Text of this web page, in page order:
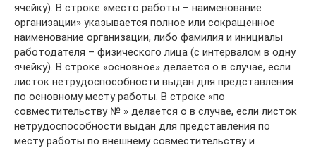
ячейку). В строке «место работы – наименование
организации» указывается полное или сокращенное
наименование организации, либо фамилия и инициалы
работодателя – физического лица (с интервалом в одну
ячейку). В строке «основное» делается о в случае, если
листок нетрудоспособности выдан для представления
по основному месту работы. В строке «по
совместительству № » делается о в случае, если листок
нетрудоспособности выдан для представления по
месту работы по внешнему совместительству и